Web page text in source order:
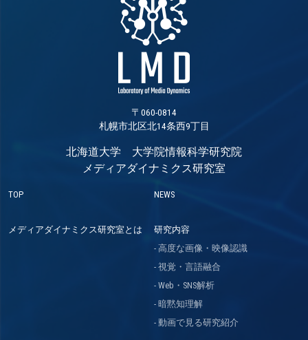
〒060-0814
札幌市北区北14条西9丁目
北海道大学 大学院情報科学研究院
メディアダイナミクス研究室
TOP NEWS
メディアダイナミクス研究室とは
研究内容
高度な画像・映像認識
視覚・言語融合
Web・SNS解析
暗黙知理解
動画で見る研究紹介